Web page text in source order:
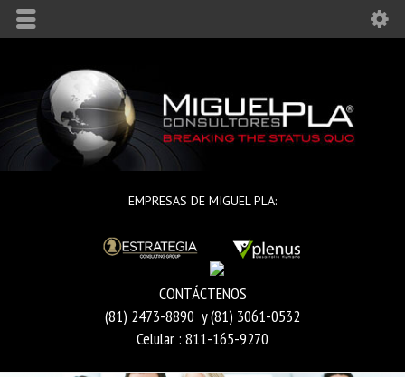
EMPRESAS DE MIGUEL PLA:
CONTÁCTENOS
(81) 2473-8890 y (81) 3061-0532
Celular : 811-165-9270